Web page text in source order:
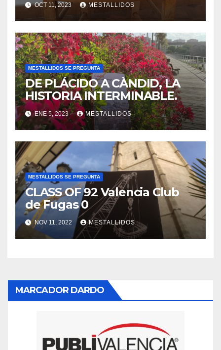
OCT 11, 2023 MESTALLIDOS
MESTALLIDOS SE PREGUNTA
DE PLÁCIDO A CÀNDID, LA
HISTORIA INTERMINABLE.
ENE 5, 2023 MESTALLIDOS
MESTALLIDOS SE PREGUNTA
CLASS OF 92 Valencia Club
de Fugas 0
NOV 11, 2022 MESTALLIDOS
MARCADOR DARDO